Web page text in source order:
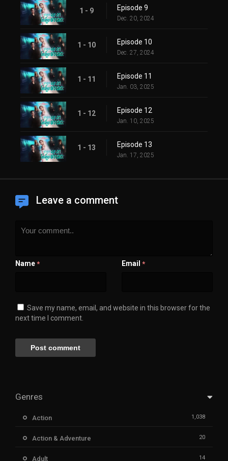
1 - 9 Episode 9
Dec. 20, 2024
1 - 10 Episode 10
Dec. 27, 2024
1 - 11 Episode 11
Jan. 03, 2025
1 - 12 Episode 12
Jan. 10, 2025
1 - 13 Episode 13
Jan. 17, 2025
Leave a comment
Name * Email *
Save my name, email, and website in this browser for the
next time I comment.
Genres
Action 1,038
Action & Adventure 20
Adult 14